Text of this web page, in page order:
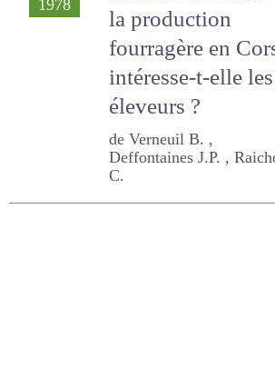
#75
L'amélioration de la
production
fourragère en
Corse intéresse-t-
elle les éleveurs ?
de Verneuil B. ,
Deffontaines J.P. , Raichon
C.